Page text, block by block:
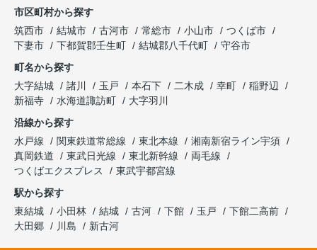
市区町村から探す
筑西市
結城市 古河市 常総市 小山市
つくば市
下妻市
下都賀郡壬生町 結城郡八千代町
守谷市
町名から探す
大字結城
諸川 玉戸 本石下 二木成 幸町
稲野辺
新福寺
水海道諏訪町
大字羽川
沿線から探す
水戸線
関東鉄道常総線 東北本線
湘南新宿ライン宇須
真岡鉄道
東武日光線 東北新幹線
両毛線
つくばエクスプレス
東武宇都宮線
駅から探す
東結城
小田林 結城 古河 下館 玉戸
下館二高前
大田郷
川島 新古河